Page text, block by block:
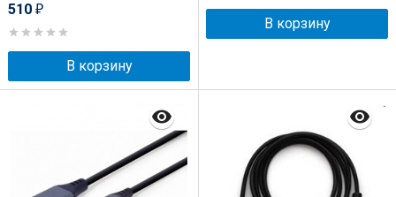
510 ₽
В корзину
В корзину